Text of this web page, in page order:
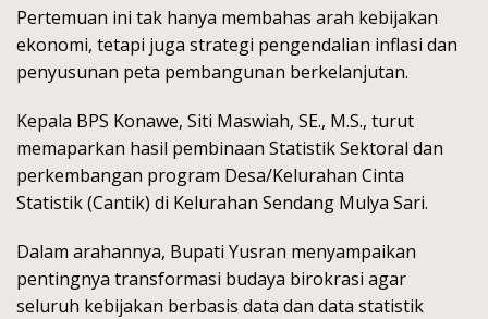
Pertemuan ini tak hanya membahas arah kebijakan
ekonomi, tetapi juga strategi pengendalian inflasi dan
penyusunan peta pembangunan berkelanjutan.
Kepala BPS Konawe, Siti Maswiah, SE., M.S., turut
memaparkan hasil pembinaan Statistik Sektoral dan
perkembangan program Desa/Kelurahan Cinta
Statistik (Cantik) di Kelurahan Sendang Mulya Sari.
Dalam arahannya, Bupati Yusran menyampaikan
pentingnya transformasi budaya birokrasi agar
seluruh kebijakan berbasis data dan data statistik